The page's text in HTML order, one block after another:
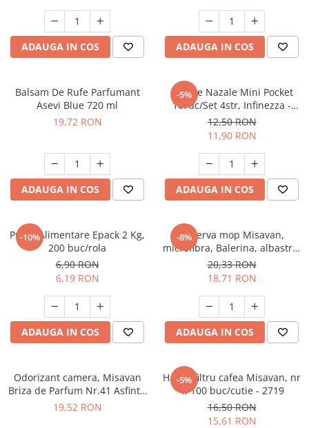
Taietoare manuale
Tavi copt
Termosuri si cani termos
Tirbusoane si dopuri
Tocatoare de bucatarie
Vaze si boluri decorative
Vesela unica folosinta
ADAUGA IN COS ADAUGA IN COS
Balsam De Rufe Parfumant
Asevi Blue 720 ml
19,72 RON
ADAUGA IN COS
-5%
Batiste Nazale Mini Pocket
10Pac/Set 4str, Infinezza -
90032585
12,50 RON
11,90 RON
ADAUGA IN COS
-10%
Pungi Alimentare Epack 2 Kg,
200 buc/rola
6,90 RON
6,19 RON
ADAUGA IN COS
-8%
Rezerva mop Misavan,
microfibra, Balerina, albastru,
rosu, verde. - 12103
20,33 RON
18,71 RON
ADAUGA IN COS
Odorizant camera, Misavan
Briza de Parfum Nr.41 Asfintit
in Toscana 200 ml - 90034909
19,52 RON
-5%
Hartie filtru cafea Misavan, nr
4, 100 buc/cutie - 2719
16,50 RON
15,61 RON